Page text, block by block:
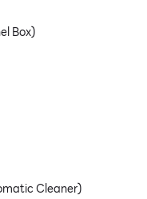
Box)
Cleaner)